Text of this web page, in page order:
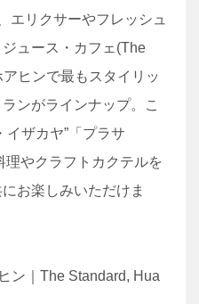
エリクサーやフレッシュ
ュース・カフェ(The
ヒンで最もスタイリッ
ンがラインナップ。こ
イザカヤ”「プラサ
理やクラフトカクテルを
お楽しみいただけま
ン｜The Standard, Hua